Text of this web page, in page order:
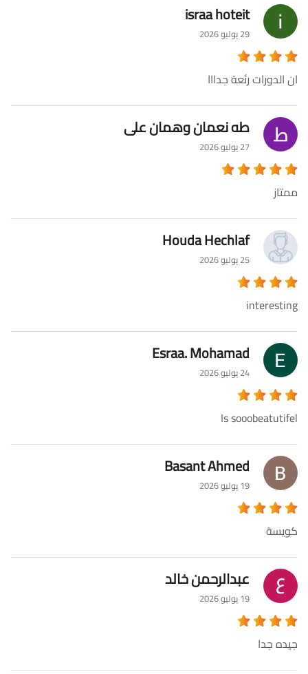
israa hoteit
29 يوليو 2026
ان الدورات رئعة جدااا
طه نعمان وهمان على
27 يوليو 2026
ممتاز
Houda Hechlaf
25 يوليو 2026
interesting
Esraa. Mohamad
24 يوليو 2026
Is sooobeatutifel
Basant Ahmed
19 يوليو 2026
كويسة
عبدالرحمن خالد
19 يوليو 2026
جيده جدا